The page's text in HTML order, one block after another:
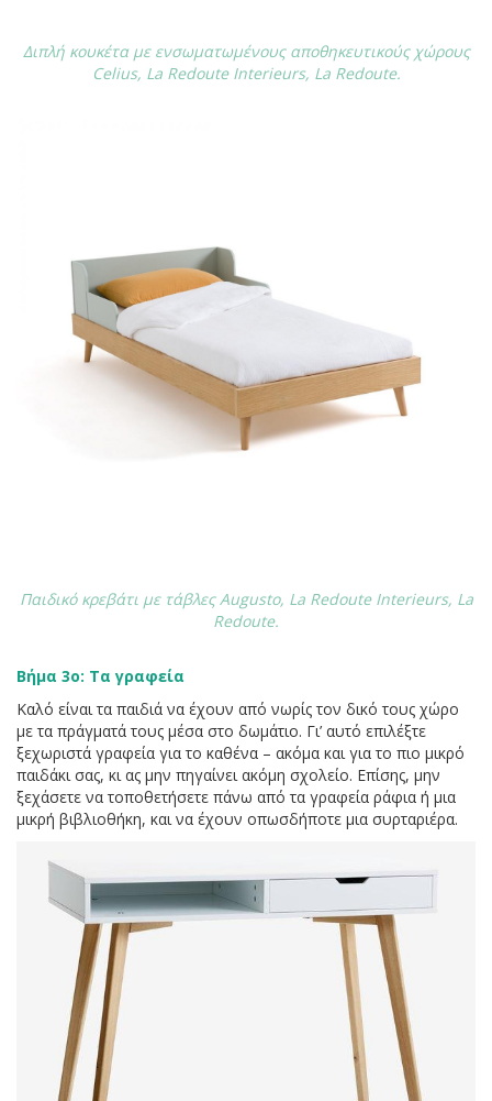
Διπλή κουκέτα με ενσωματωμένους αποθηκευτικούς χώρους
Celius, La Redoute Interieurs, La Redoute.
Παιδικό κρεβάτι με τάβλες Augusto, La Redoute Interieurs, La
Redoute.
Βήμα 3ο: Τα γραφεία
Καλό είναι τα παιδιά να έχουν από νωρίς τον δικό τους χώρο
με τα πράγματά τους μέσα στο δωμάτιο. Γι’ αυτό επιλέξτε
ξεχωριστά γραφεία για το καθένα – ακόμα και για το πιο μικρό
παιδάκι σας, κι ας μην πηγαίνει ακόμη σχολείο. Επίσης, μην
ξεχάσετε να τοποθετήσετε πάνω από τα γραφεία ράφια ή μια
μικρή βιβλιοθήκη, και να έχουν οπωσδήποτε μια συρταριέρα.